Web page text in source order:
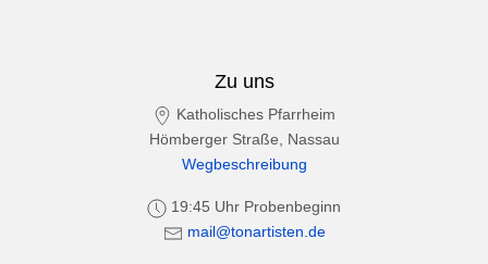
Zu uns
Katholisches Pfarrheim
Hömberger Straße, Nassau
Wegbeschreibung
19:45 Uhr Probenbeginn
mail@tonartisten.de